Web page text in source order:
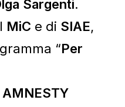
Sargenti.
MiC e di SIAE,
“Per
AMNESTY